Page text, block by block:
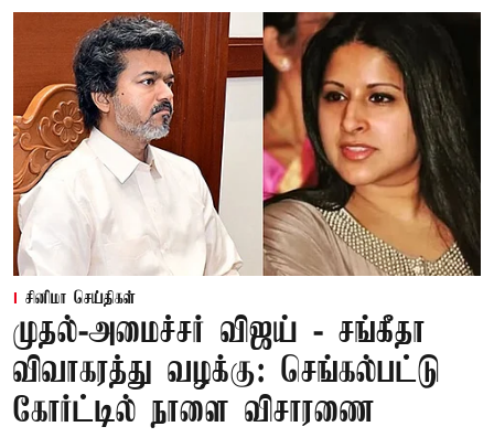
சினிமா செய்திகள்
முதல்-அமைச்சர் விஜய் - சங்கீதா
விவாகரத்து வழக்கு: செங்கல்பட்டு
கோர்ட்டில் நாளை விசாரணை